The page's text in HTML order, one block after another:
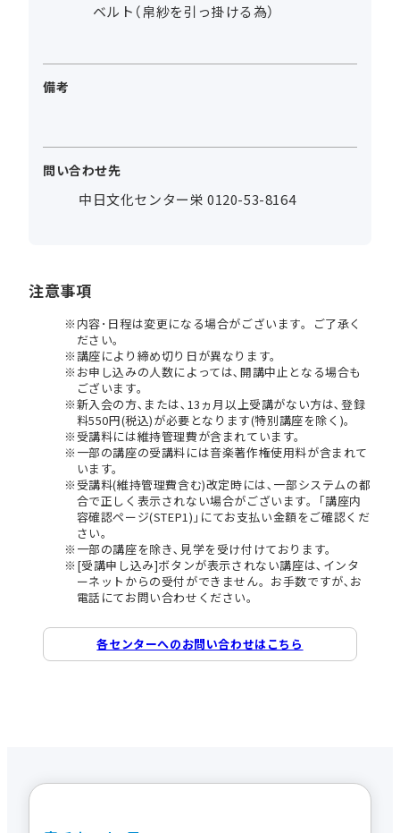
ベルト（帛紗を引っ掛ける為）
備考
問い合わせ先
中日文化センター栄 0120-53-8164
注意事項
内容･日程は変更になる場合がございます。ご了承く
ださい。
講座により締め切り日が異なります。
お申し込みの人数によっては､開講中止となる場合も
ございます。
新入会の方､または､13ヵ月以上受講がない方は､登録
料550円(税込)が必要となります(特別講座を除く)。
受講料には維持管理費が含まれています。
一部の講座の受講料には音楽著作権使用料が含まれて
います。
受講料(維持管理費含む)改定時には､一部システムの都
合で正しく表示されない場合がございます。｢講座内
容確認ページ(STEP1)｣にてお支払い金額をご確認くだ
さい。
一部の講座を除き､見学を受け付けております。
[受講申し込み]ボタンが表示されない講座は､インタ
ーネットからの受付ができません。お手数ですが､お
電話にてお問い合わせください。
各センターへのお問い合わせはこちら